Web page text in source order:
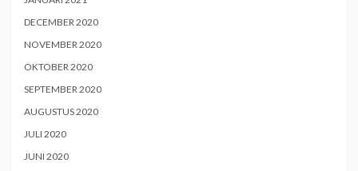
DECEMBER 2020
NOVEMBER 2020
OKTOBER 2020
SEPTEMBER 2020
AUGUSTUS 2020
JULI 2020
JUNI 2020